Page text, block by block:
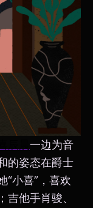
一边为音
的姿态在爵士
“小喜”，喜欢
他手肖骏、